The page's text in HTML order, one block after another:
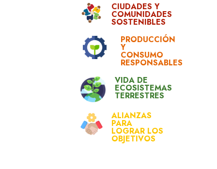
CIUDADES Y
COMUNIDADES
SOSTENIBLES
PRODUCCIÓN
Y
CONSUMO
RESPONSABLES
VIDA DE
ECOSISTEMAS
TERRESTRES
ALIANZAS
PARA
LOGRAR LOS
OBJETIVOS